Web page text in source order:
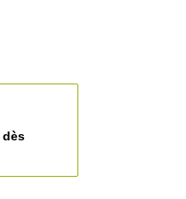
dès